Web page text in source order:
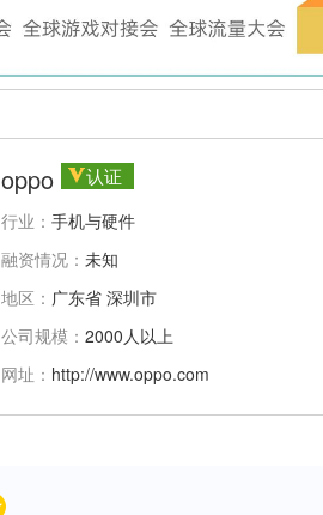
oppo 认证
行业： 手机与硬件
融资情况： 未知
地区： 广东省 深圳市
公司规模： 2000人以上
网址： http://www.oppo.com